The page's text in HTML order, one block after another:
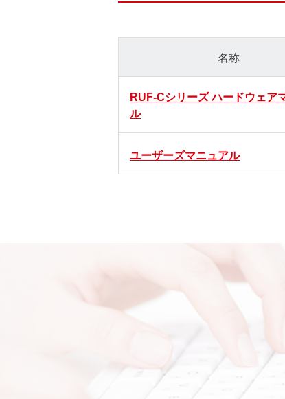
名称
RUF-Cシリーズ ハードウェア
ル
ユーザーズマニュアル